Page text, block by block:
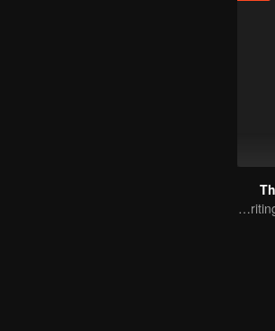
Ten years of blood writing esports brilliant